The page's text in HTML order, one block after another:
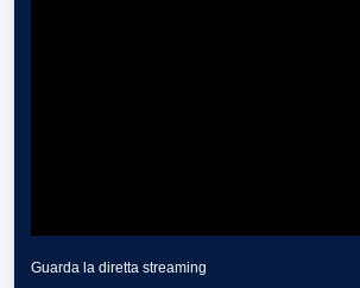
Guarda la diretta streaming